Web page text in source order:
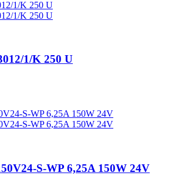
1/K 250 U
S-WP 6,25A 150W 24V